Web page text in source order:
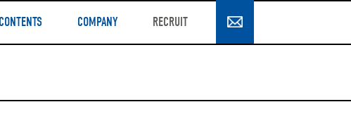
CONTENTS COMPANY RECRUIT